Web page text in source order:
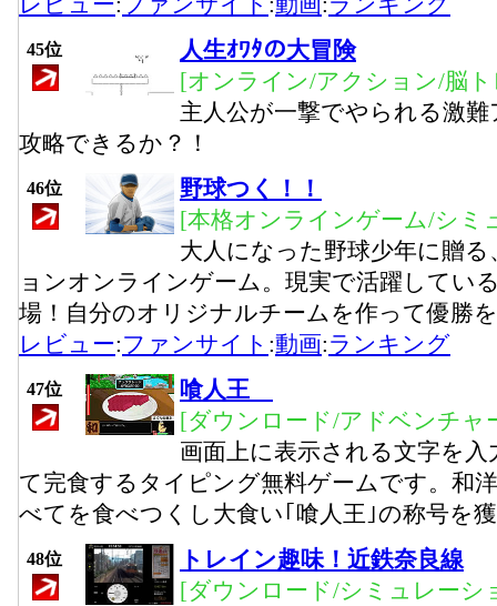
45位
人生ｵﾜﾀの大冒険
[オンライン/アクション/脳
主人公が一撃でやられる激
攻略できるか？！
46位
野球つく！！
[本格オンラインゲーム/シミ
大人になった野球少年に贈
ョンオンラインゲーム。現実で活躍してい
場！自分のオリジナルチームを作って優勝
レビュー:ファンサイト :動画:ランキング
47位
喰人王
[ダウンロード/アドベンチャ
画面上に表示される文字を
て完食するタイピング無料ゲームです。和
べてを食べつくし大食い｢喰人王｣の称号を
48位
トレイン趣味！近鉄奈良線
[ダウンロード/シミュレーシ